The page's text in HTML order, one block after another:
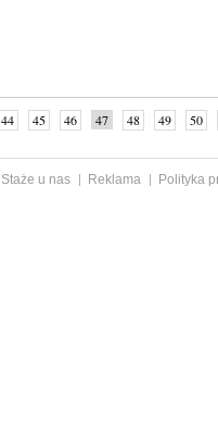
44 45 46 47 48 49
50
Staże u nas Reklama
Polityka